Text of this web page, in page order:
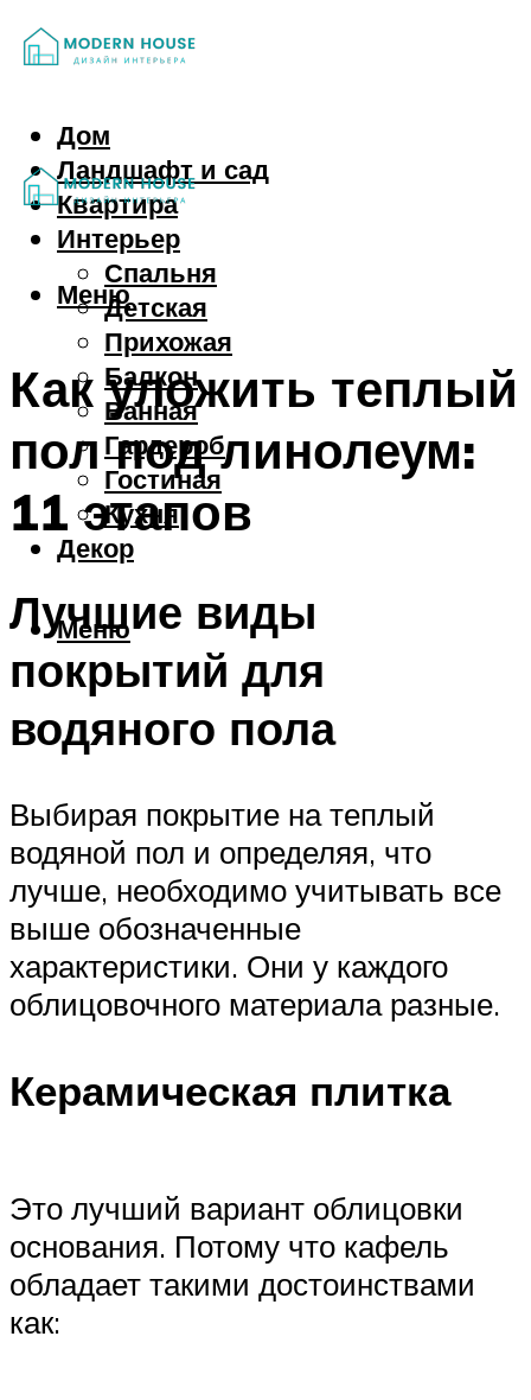
Дом
Ландшафт и сад
Квартира
Интерьер
Спальня
Детская
Прихожая
Балкон
Ванная
Гардероб
Гостиная
Кухня
Декор
Меню
Меню
Как уложить теплый
пол под линолеум:
11 этапов
Лучшие виды
покрытий для
водяного пола
Выбирая покрытие на теплый
водяной пол и определяя, что
лучше, необходимо учитывать все
выше обозначенные
характеристики. Они у каждого
облицовочного материала разные.
Керамическая плитка
Это лучший вариант облицовки
основания. Потому что кафель
обладает такими достоинствами
как: